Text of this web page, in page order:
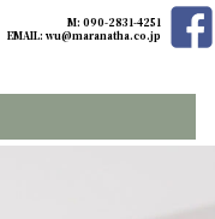
M: 090-2831-4251
EMAIL:wu@maranatha.co.jp